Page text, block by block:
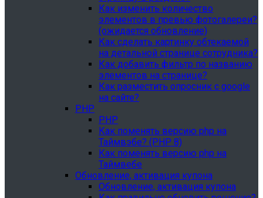
Как изменить количество
элементов в превью фотогалереи?
(ожидается обновление)
Как сделать картинку обтекаемой
на детальной странице сотрудника?
Как добавить фильтр по названию
элементов на странице?
Как разместить опросник с google
на сайте?
PHP
PHP
Как поменять версию php на
Таймвэбе? (PHP 8)
Как поменять версию php на
Таймвебе
Обновление, активация купона
Обновление, активация купона